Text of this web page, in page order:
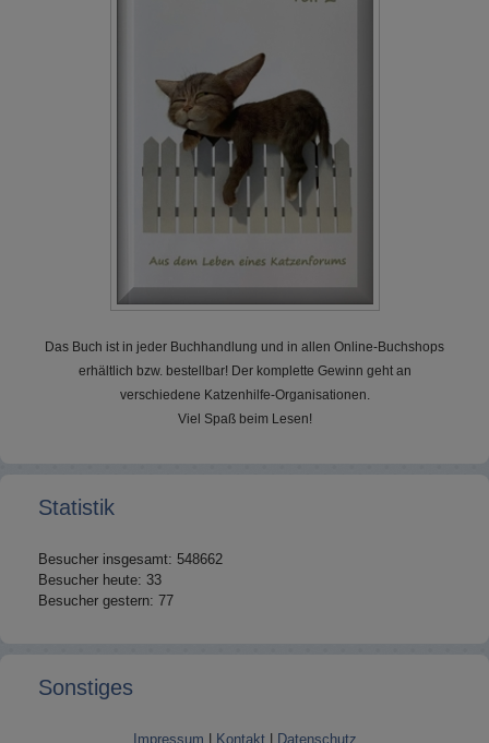
Das Buch ist in jeder Buchhandlung und in allen Online-Buchshops
erhältlich bzw. bestellbar! Der komplette Gewinn geht an
verschiedene Katzenhilfe-Organisationen.
Viel Spaß beim Lesen!
Statistik
Besucher insgesamt: 548662
Besucher heute: 33
Besucher gestern: 77
Sonstiges
Impressum Kontakt| Datenschutz